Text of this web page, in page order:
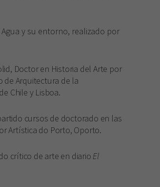
y su entorno, realizado por
Doctor en Historia del Arte por
de Arquitectura de la
Chile y Lisboa.
cursos de doctorado en las
Artística do Porto, Oporto.
crítico de arte en diario El